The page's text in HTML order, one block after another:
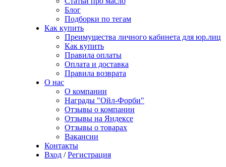
Блог
Подборки по тегам
Как купить
Преимущества личного кабинета для юр.лиц
Как купить
Правила оплаты
Оплата и доставка
Правила возврата
О нас
О компании
Награды "Ойл-Форби"
Отзывы о компании
Отзывы на Яндексе
Отзывы о товарах
Вакансии
Контакты
Вход / Регистрация